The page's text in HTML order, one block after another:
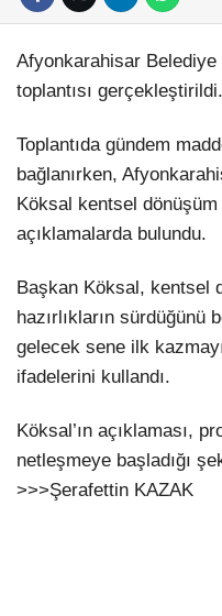
Afyonkarahisar Belediye
toplantısı gerçekleştirildi.
Toplantıda gündem
bağlanırken,
Köksal kentsel
açıklamalarda bulundu.
Başkan Köksal, kentsel
hazırlıkların sürdüğünü
gelecek sene ilk
ifadelerini kullandı.
Köksal’ın açıklaması,
netleşmeye başladığı
>>>Şerafettin KAZAK